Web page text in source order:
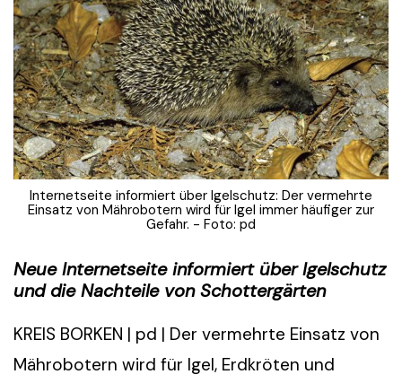
Internetseite informiert über Igelschutz: Der vermehrte
Einsatz von Mährobotern wird für Igel immer häufiger zur
Gefahr. - Foto: pd
Neue Internetseite informiert über Igelschutz
und die Nachteile von Schottergärten
KREIS BORKEN | pd | Der vermehrte Einsatz von
Mährobotern wird für Igel, Erdkröten und